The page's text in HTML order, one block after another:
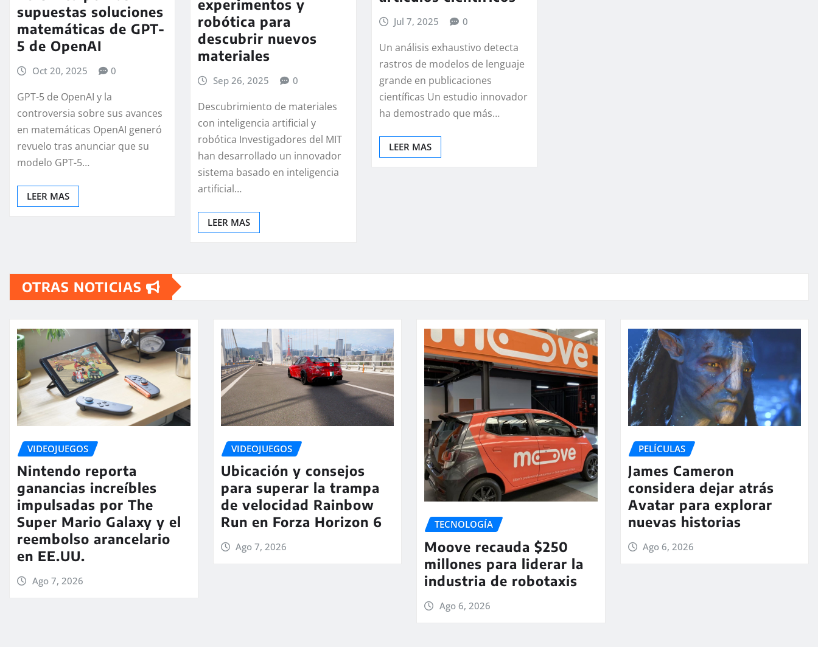
supuestas soluciones
matemáticas de GPT-
5 de OpenAI
Oct 20, 2025 0
GPT-5 de OpenAI y la
controversia sobre sus avances
en matemáticas OpenAI generó
revuelo tras anunciar que su
modelo GPT-5…
LEER MAS
experimentos y
robótica para
descubrir nuevos
materiales
Sep 26, 2025 0
Descubrimiento de materiales
con inteligencia artificial y
robótica Investigadores del MIT
han desarrollado un innovador
sistema basado en inteligencia
artificial…
LEER MAS
Jul 7, 2025 0
Un análisis exhaustivo detecta
rastros de modelos de lenguaje
grande en publicaciones
científicas Un estudio innovador
ha demostrado que más…
LEER MAS
OTRAS NOTICIAS
VIDEOJUEGOS
Nintendo reporta
ganancias increíbles
impulsadas por The
Super Mario Galaxy y el
reembolso arancelario
en EE.UU.
Ago 7, 2026
VIDEOJUEGOS
Ubicación y consejos
para superar la trampa
de velocidad Rainbow
Run en Forza Horizon 6
Ago 7, 2026
TECNOLOGÍA
Moove recauda $250
millones para liderar la
industria de robotaxis
Ago 6, 2026
PELÍCULAS
James Cameron
considera dejar atrás
Avatar para explorar
nuevas historias
Ago 6, 2026